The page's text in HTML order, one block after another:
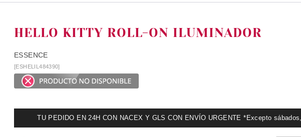
HELLO KITTY ROLL-ON ILUMINADOR
ESSENCE
[ESHELIL484390]
TU PEDIDO EN 24H CON NACEX Y GLS CON ENVÍO URGENTE *Excepto